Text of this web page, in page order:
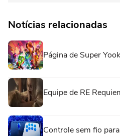
Notícias relacionadas
Página de Super
Equipe de RE
Controle sem fio